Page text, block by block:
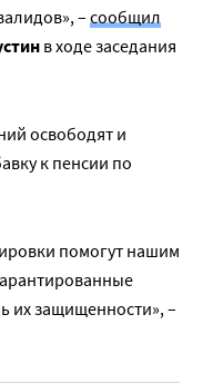
– сообщил
в ходе заседания
освободят и
к пенсии по
помогут нашим
их защищенности», –